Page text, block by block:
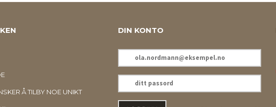
Å TILBY NOE UNIKT
DIN KONTO
POSTADRESSE
PASSORD